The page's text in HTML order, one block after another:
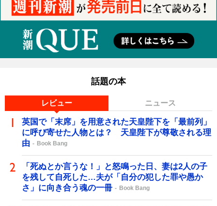
話題の本
レビュー ニュース
英国で「末席」を用意された天皇陛下を「最前列」
に呼び寄せた人物とは？ 天皇陛下が尊敬される理
由
Book Bang
「死ぬとか言うな！」と怒鳴った日、妻は2人の子
を残して自死した…夫が「自分の犯した罪や愚か
さ」に向き合う魂の一冊
Book Bang